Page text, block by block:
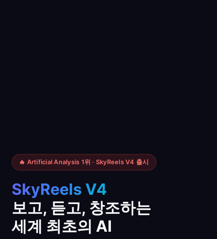
🔥 Artificial Analysis 1위 · SkyReels V4 출시
SkyReels V4
보고, 듣고, 창조하는
세계 최초의 AI